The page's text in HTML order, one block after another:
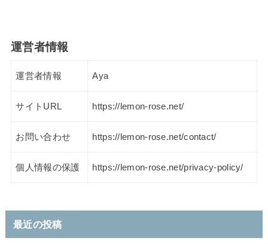
運営者情報
運営者情報 Aya
サイトURL https://lemon-rose.net/
お問い合わせ https://lemon-rose.net/contact/
個人情報の保護 https://lemon-rose.net/privacy-policy/
最近の投稿